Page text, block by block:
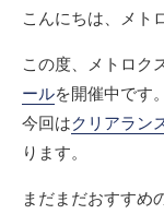
こんにちは、メト
この度、メトロク
ールを開催中です。
今回はクリアラン
ります。
まだまだおすすめ